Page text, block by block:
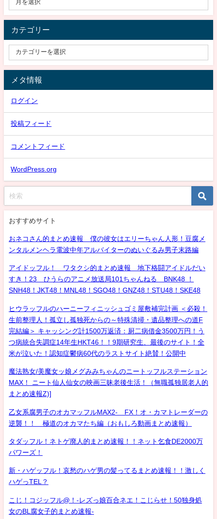
カテゴリー
メタ情報
ログイン
投稿フィード
コメントフィード
WordPress.org
おすすめサイト
おネコさん的まとめ速報 僕の彼女はエリーちゃん人形！豆腐メ
ンタルメンヘラ電波中年アルバイターのぬいぐるみ男子末路編
アイドッフル！ ワタクシ的まとめ速報 地下格闘アイドルだい
すき！23 ひうらのアニメ放送局101ちゃんねる BNK48 ！
SNH48！JKT48！MNL48！SGO48！GNZ48！STU48！SKE48
ヒウラッフルのハーニーフィニッシュゴミ屋敷補完計画 ＜必殺！
生前整理人！孤立し孤独死からの～特殊清掃・遺品整理への道F
完結編＞ キャッシング計1500万返済：厨二病借金3500万円！う
つ病統合失調症14年生HKT46！！9期研究生、最後のサイト！全
米が泣いた！認知症鬱病60代のラストサイト絶賛！公開中
魔法熟女/美魔女ッ娘メグみみちゃんのニートッフルステーション
MAX！ ニート仙人仙女の映画三昧老後生活！（無職孤独居老人的
まとめ速報Z)]
乙女系腐男子のオカマッフルMAX2- FX！オ・カマトレーダーの
逆襲！！ 極道のオカマたち編（おもしろ動画まとめ速報）
タダッフル！ネトゲ廃人的まとめ速報！！ネット乞食DE2000万
パワーズ！
新・ハゲッフル！哀愁のハゲ男の髪ってるまとめ速報！！激しく
ハゲっTEL？
こじ！コジッフル@！-レズっ娘百合ネエ！こじらせ！50独身処
女のBL腐女子的まとめ速報-